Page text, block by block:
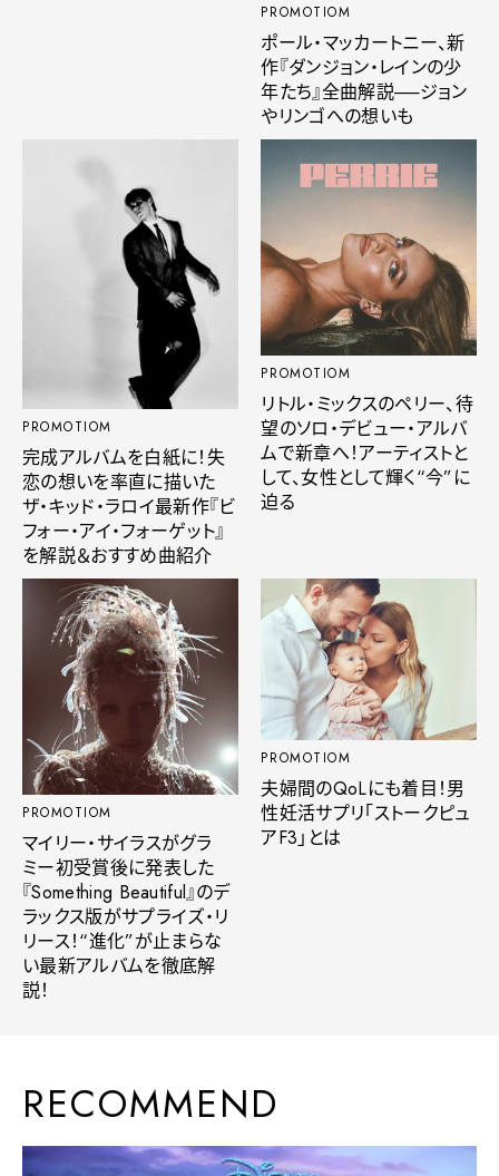
PROMOTIOM
ポール・マッカートニー、新
作『ダンジョン・レインの少
年たち』全曲解説──ジョン
やリンゴへの想いも
PROMOTIOM
完成アルバムを白紙に！失
恋の想いを率直に描いた
ザ・キッド・ラロイ最新作『ビ
フォー・アイ・フォーゲット』
を解説＆おすすめ曲紹介
PROMOTIOM
リトル・ミックスのペリー、待
望のソロ・デビュー・アルバ
ムで新章へ！アーティストと
して、女性として輝く“今”に
迫る
PROMOTIOM
マイリー・サイラスがグラ
ミー初受賞後に発表した
『Something Beautiful』のデ
ラックス版がサプライズ・リ
リース！“進化”が止まらな
い最新アルバムを徹底解
説！
PROMOTIOM
夫婦間のQoLにも着目！男
性妊活サプリ「ストークピュ
アF3」とは
RECOMMEND